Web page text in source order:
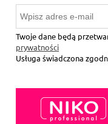
Twoje dane będą
prywatności
Usługa świadczona